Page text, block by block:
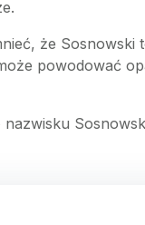
że Sosnowski
powodować